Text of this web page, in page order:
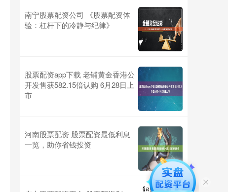
南宁股票配资公司 《股票配资体
验：杠杆下的冷静与纪律》
股票配资app下载 老铺黄金香港公
开发售获582.15倍认购 6月28日上
市
河南股票配资 股票配资最低利息
一览，助你省钱投资